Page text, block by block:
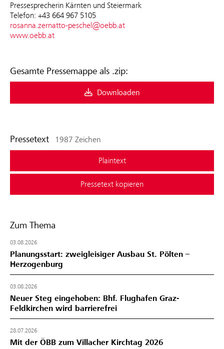
Pressesprecherin Kärnten und Steiermark
Telefon: +43 664 967 5105
rosanna.zernatto-peschel@oebb.at
www.oebb.at
Gesamte Pressemappe als .zip:
Downloaden
Pressetext 1987 Zeichen
Plaintext
Pressetext kopieren
Zum Thema
03.08.2026
Planungsstart: zweigleisiger Ausbau St. Pölten –
Herzogenburg
03.08.2026
Neuer Steg eingehoben: Bhf. Flughafen Graz-
Feldkirchen wird barrierefrei
28.07.2026
Mit der ÖBB zum Villacher Kirchtag 2026